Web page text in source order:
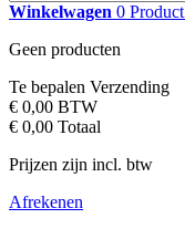
Winkelwagen 0 Product
Geen producten
Te bepalen Verzending
€ 0,00 BTW
€ 0,00 Totaal
Prijzen zijn incl. btw
Afrekenen